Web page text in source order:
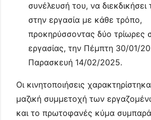
συνέλευσή του, να διεκδικήσει
στην εργασία με κάθε τρόπο,
προκηρύσσοντας δύο τρίωρες
εργασίας, την Πέμπτη 30/01/
Παρασκευή 14/02/2025.
Οι κινητοποιήσεις
μαζική συμμετοχή των
και το πρωτοφανές κύμα